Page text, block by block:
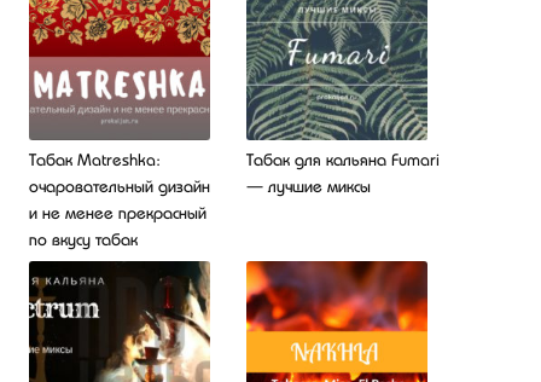
Табак Matreshka:
очаровательный дизайн
и не менее прекрасный
по вкусу табак
Табак для кальяна Fumari
— лучшие миксы